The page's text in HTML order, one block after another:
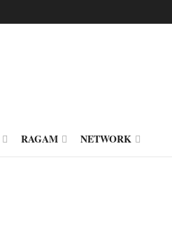
RAGAM NETWORK